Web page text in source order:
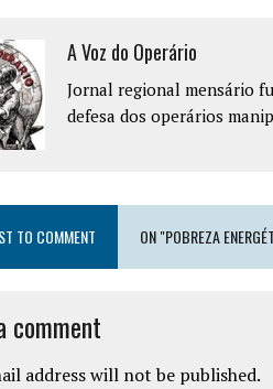
A Voz do Operário
Jornal regional mensário
defesa dos operários
TO COMMENT ON "POBREZA
comment
address will not be published.